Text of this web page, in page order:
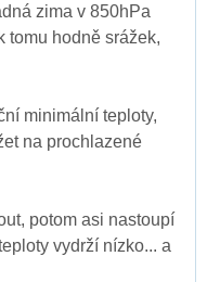
zima v 850hPa
tomu hodně srážek,
minimální teploty,
na prochlazené
potom asi nastoupí
vydrží nízko... a